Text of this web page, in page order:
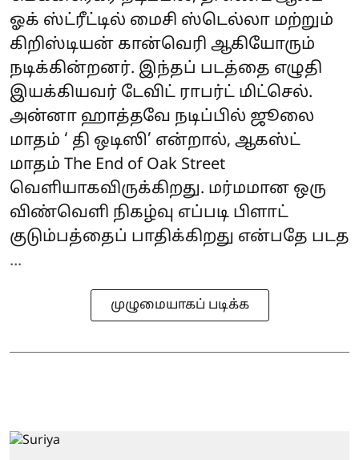
ஓக் ஸ்ட்ரீட்டில் மைசி ஸ்டெல்லா மற்றும்
கிறிஸ்டியன் கான்வெரி ஆகியோரும்
நடிக்கின்றனர். இந்தப் படத்தை எழுதி
இயக்கியவர் டேவிட் ராபர்ட் மிட்செல்.
அன்னா ஹாத்தவே நடிப்பில் ஜூலை
மாதம் ‘ தி ஒடிஸி’ என்றால், ஆகஸ்ட்
மாதம் The End of Oak Street
வெளியாகவிருக்கிறது. மர்மமான ஒரு
விண்வெளி நிகழ்வு எப்படி பிளாட்
குடும்பத்தைப் பாதிக்கிறது என்பதே படத
...
முழுமையாகப் படிக்க